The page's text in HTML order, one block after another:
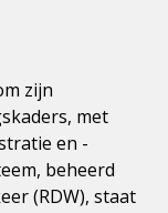
zijn
met
en -
beheerd
(RDW), staat